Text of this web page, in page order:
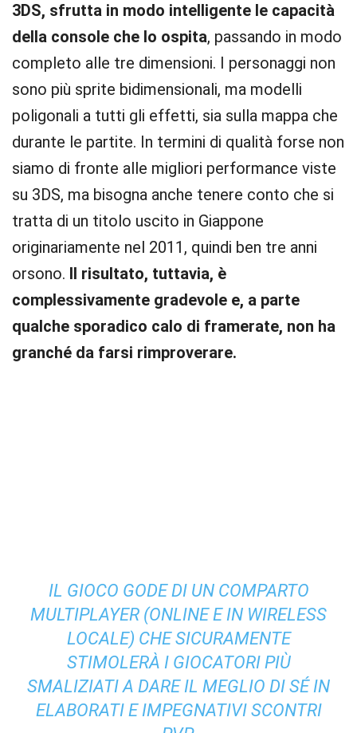
3DS, sfrutta in modo intelligente le capacità
della console che lo ospita, passando in modo
completo alle tre dimensioni. I personaggi non
sono più sprite bidimensionali, ma modelli
poligonali a tutti gli effetti, sia sulla mappa che
durante le partite. In termini di qualità forse non
siamo di fronte alle migliori performance viste
su 3DS, ma bisogna anche tenere conto che si
tratta di un titolo uscito in Giappone
originariamente nel 2011, quindi ben tre anni
orsono. Il risultato, tuttavia, è
complessivamente gradevole e, a parte
qualche sporadico calo di framerate, non ha
granché da farsi rimproverare.
IL GIOCO GODE DI UN COMPARTO
MULTIPLAYER (ONLINE E IN WIRELESS
LOCALE) CHE SICURAMENTE
STIMOLERÀ I GIOCATORI PIÙ
SMALIZIATI A DARE IL MEGLIO DI SÉ IN
ELABORATI E IMPEGNATIVI SCONTRI